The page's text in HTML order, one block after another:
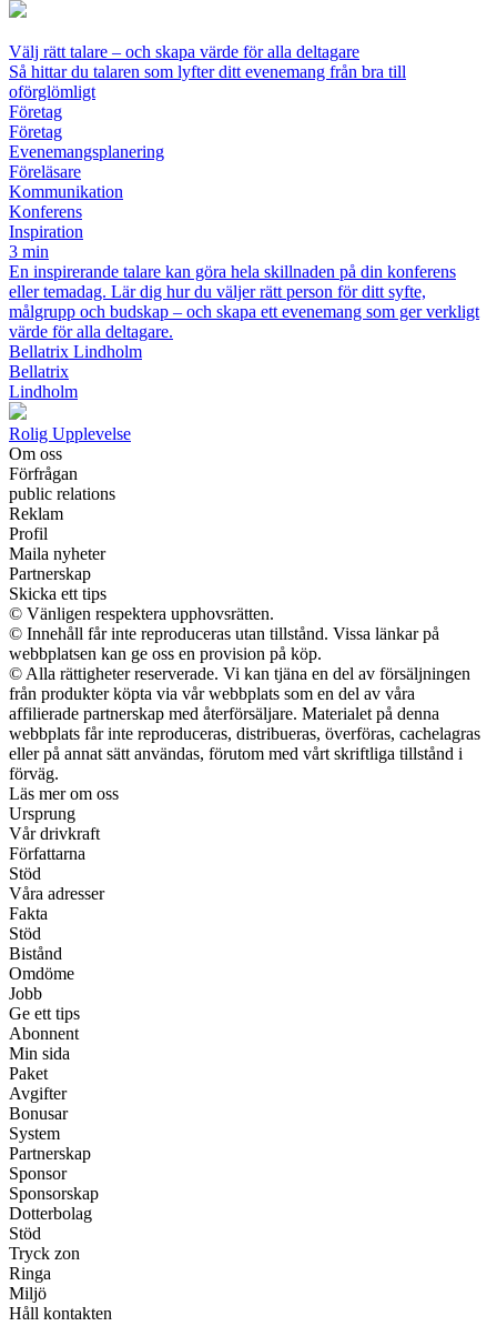
Välj rätt talare – och skapa värde för alla deltagare
Så hittar du talaren som lyfter ditt evenemang från bra till
oförglömligt
Företag
Företag
Evenemangsplanering
Föreläsare
Kommunikation
Konferens
Inspiration
3 min
En inspirerande talare kan göra hela skillnaden på din konferens
eller temadag. Lär dig hur du väljer rätt person för ditt syfte,
målgrupp och budskap – och skapa ett evenemang som ger verkligt
värde för alla deltagare.
Bellatrix Lindholm
Bellatrix
Lindholm
Rolig Upplevelse
Om oss
Förfrågan
public relations
Reklam
Profil
Maila nyheter
Partnerskap
Skicka ett tips
© Vänligen respektera upphovsrätten.
© Innehåll får inte reproduceras utan tillstånd. Vissa länkar på
webbplatsen kan ge oss en provision på köp.
© Alla rättigheter reserverade. Vi kan tjäna en del av försäljningen
från produkter köpta via vår webbplats som en del av våra
affilierade partnerskap med återförsäljare. Materialet på denna
webbplats får inte reproduceras, distribueras, överföras, cachelagras
eller på annat sätt användas, förutom med vårt skriftliga tillstånd i
förväg.
Läs mer om oss
Ursprung
Vår drivkraft
Författarna
Stöd
Våra adresser
Fakta
Stöd
Bistånd
Omdöme
Jobb
Ge ett tips
Abonnent
Min sida
Paket
Avgifter
Bonusar
System
Partnerskap
Sponsor
Sponsorskap
Dotterbolag
Stöd
Tryck zon
Ringa
Miljö
Håll kontakten